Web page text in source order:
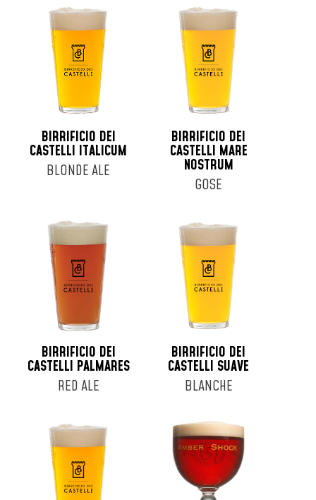
BIRRIFICIO DEI
CASTELLI ITALICUM
BLONDE ALE
BIRRIFICIO DEI
CASTELLI MARE
NOSTRUM
GOSE
BIRRIFICIO DEI
CASTELLI PALMARES
RED ALE
BIRRIFICIO DEI
CASTELLI SUAVE
BLANCHE